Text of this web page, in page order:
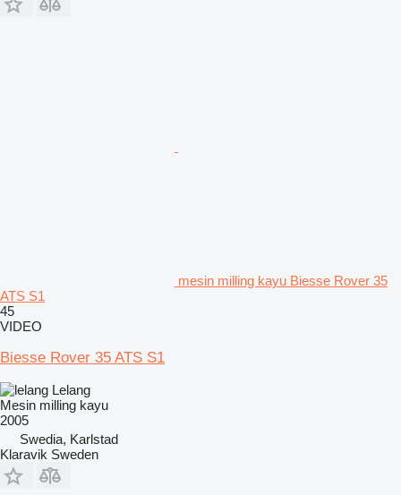
mesin milling kayu Biesse Rover 35
ATS S1
45
VIDEO
Biesse Rover 35 ATS S1
Lelang
Mesin milling kayu
2005
Swedia, Karlstad
Klaravik Sweden